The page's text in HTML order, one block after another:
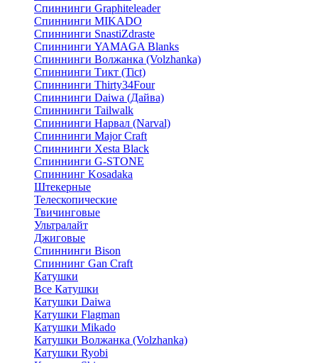
Спиннинги Graphiteleader
Спиннинги MIKADO
Спиннинги SnastiZdraste
Спиннинги YAMAGA Blanks
Спиннинги Волжанка (Volzhanka)
Спиннинги Тикт (Tict)
Спиннинги Thirty34Four
Спиннинги Daiwa (Дайва)
Спиннинги Tailwalk
Спиннинги Нарвал (Narval)
Спиннинги Major Craft
Спиннинги Xesta Black
Спиннинги G-STONE
Спиннинг Kosadaka
Штекерные
Телескопические
Твичинговые
Ультралайт
Джиговые
Спиннинги Bison
Спиннинг Gan Craft
Катушки
Все Катушки
Катушки Daiwa
Катушки Flagman
Катушки Mikado
Катушки Волжанка (Volzhanka)
Катушки Ryobi